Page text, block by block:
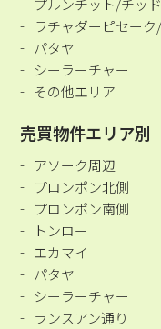
プルンチット/チッ
ラチャダーピセー
パタヤ
シーラーチャー
その他エリア
売買物件エリア別
アソーク周辺
プロンポン北側
プロンポン南側
トンロー
エカマイ
パタヤ
シーラーチャー
ランスアン通り